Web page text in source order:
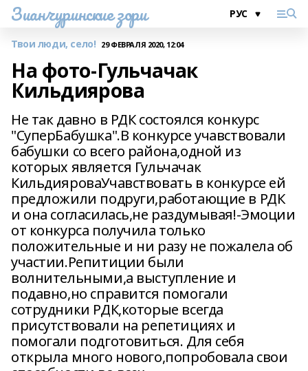
Зианчуринские зори
Твои люди, село! 29 ФЕВРАЛЯ 2020, 12:04
На фото-Гульчачак
Кильдиярова
Не так давно в РДК состоялся конкурс
"СуперБабушка".В конкурсе учавствовали
бабушки со всего района,одной из
которых является Гульчачак
КильдияроваУчавствовать в конкурсе ей
предложили подруги,работающие в РДК
и она согласилась,не раздумывая!-Эмоции
от конкурса получила только
положительные и ни разу не пожалела об
участии.Репитиции были
волнительными,а выступление и
подавно,но справится помогали
сотрудники РДК,которые всегда
присутствовали на репетициях и
помогали подготовиться. Для себя
открыла много нового,попробовала свои